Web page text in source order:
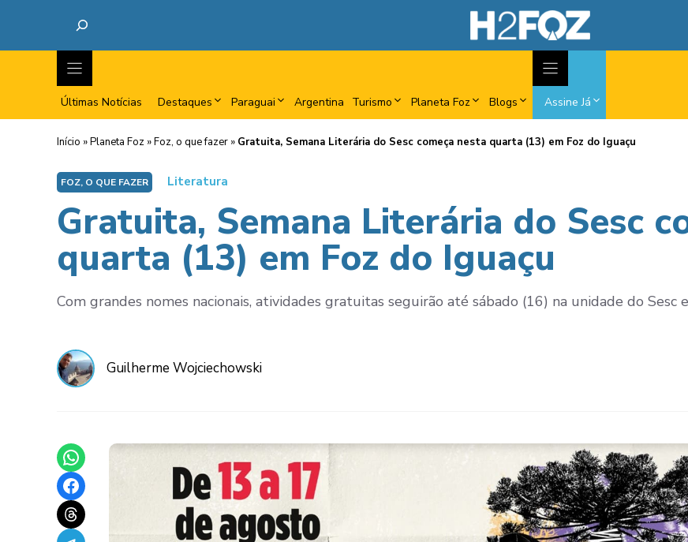
Últimas Notícias Destaques Paraguai Argentina Turismo Planeta Foz Blogs Assine Já
Início »Planeta Foz »Foz, o que fazer » Gratuita, Semana Literária do Sesc começa nesta quarta (13) em Foz do Iguaçu
FOZ, O QUE FAZER Literatura
Gratuita, Semana Literária do Sesc
quarta (13) em Foz do Iguaçu
Com grandes nomes nacionais, atividades gratuitas seguirão até sábado (16) na unidade do Sesc
Guilherme Wojciechowski
Share on WhatsApp
Share on Facebook
Share on Threads